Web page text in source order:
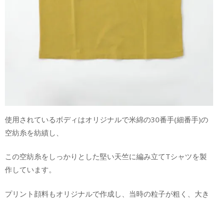
使用されているボディはオリジナルで米綿の30番手(細番手)の
空紡糸を紡績し、
この空紡糸をしっかりとした堅い天竺に編み立てTシャツを製
作しています。
プリント顔料もオリジナルで作成し、当時の粒子が粗く、大き